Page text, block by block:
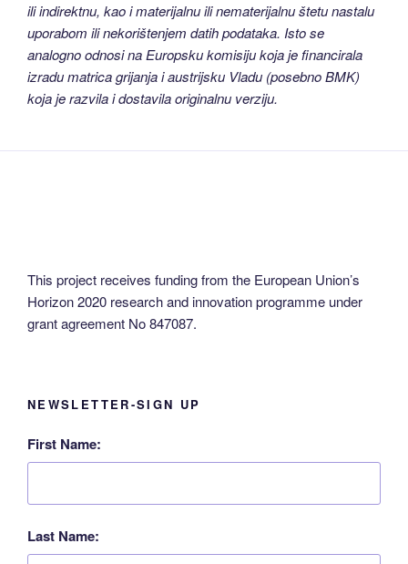
ili indirektnu, kao i materijalnu ili nematerijalnu štetu nastalu
uporabom ili nekorištenjem datih podataka. Isto se
analogno odnosi na Europsku komisiju koja je financirala
izradu matrica grijanja i austrijsku Vladu (posebno BMK)
koja je razvila i dostavila originalnu verziju.
This project receives funding from the European Union’s
Horizon 2020 research and innovation programme under
grant agreement No 847087.
NEWSLETTER-SIGN UP
First Name:
Last Name: